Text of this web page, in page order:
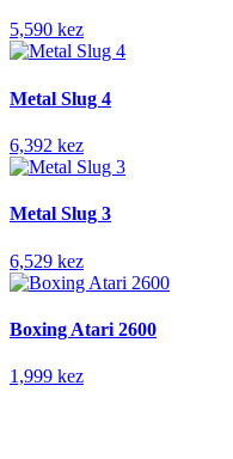
5,590 kez
Metal Slug 4
6,392 kez
Metal Slug 3
6,529 kez
Boxing Atari 2600
1,999 kez